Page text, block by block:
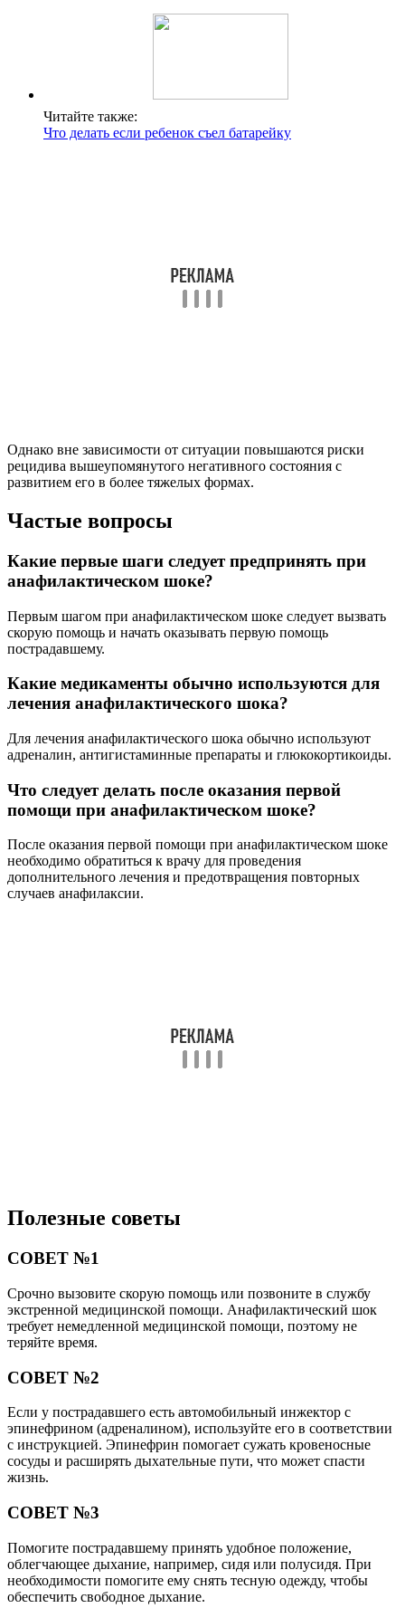
Читайте также:
Что делать если ребенок съел батарейку
Однако вне зависимости от ситуации повышаются риски
рецидива вышеупомянутого негативного состояния с
развитием его в более тяжелых формах.
Частые вопросы
Какие первые шаги следует предпринять при
анафилактическом шоке?
Первым шагом при анафилактическом шоке следует вызвать
скорую помощь и начать оказывать первую помощь
пострадавшему.
Какие медикаменты обычно используются для
лечения анафилактического шока?
Для лечения анафилактического шока обычно используют
адреналин, антигистаминные препараты и глюкокортикоиды.
Что следует делать после оказания первой
помощи при анафилактическом шоке?
После оказания первой помощи при анафилактическом шоке
необходимо обратиться к врачу для проведения
дополнительного лечения и предотвращения повторных
случаев анафилаксии.
Полезные советы
СОВЕТ №1
Срочно вызовите скорую помощь или позвоните в службу
экстренной медицинской помощи. Анафилактический шок
требует немедленной медицинской помощи, поэтому не
теряйте время.
СОВЕТ №2
Если у пострадавшего есть автомобильный инжектор с
эпинефрином (адреналином), используйте его в соответствии
с инструкцией. Эпинефрин помогает сужать кровеносные
сосуды и расширять дыхательные пути, что может спасти
жизнь.
СОВЕТ №3
Помогите пострадавшему принять удобное положение,
облегчающее дыхание, например, сидя или полусидя. При
необходимости помогите ему снять тесную одежду, чтобы
обеспечить свободное дыхание.